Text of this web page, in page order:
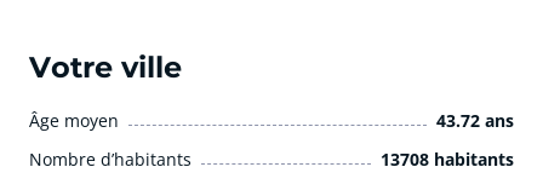
Votre ville
Âge moyen
43.72 ans
Nombre d’habitants
13708 habitants